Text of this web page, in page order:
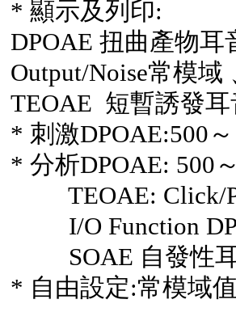
* 顯示及列印:
DPOAE 扭曲產物耳
Output/Noise常模域 ﹑
TEOAE 短暫誘發耳
* 刺激DPOAE:500 ～
* 分析DPOAE: 500 ～
TEOAE: Click/
I/O Function
SOAE 自發性
* 自由設定:常模域值